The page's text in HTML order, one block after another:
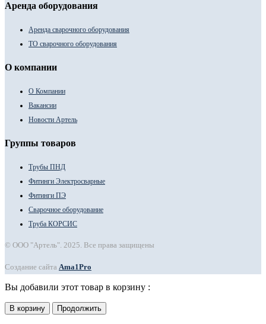
Аренда оборудования
Аренда сварочного оборудования
ТО сварочного оборудования
О компании
О Компании
Вакансии
Новости Артель
Группы товаров
Трубы ПНД
Фитинги Электросварные
Фитинги ПЭ
Сварочное оборудование
Труба КОРСИС
© ООО "Артель". 2025. Все права защищены
Создание сайта Ama1Pro
Вы добавили этот товар в корзину :
В корзину Продолжить